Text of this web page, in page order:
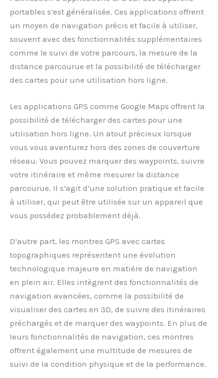
portables s’est généralisée. Ces applications offrent
un moyen de navigation précis et facile à utiliser,
souvent avec des fonctionnalités supplémentaires
comme le suivi de votre parcours, la mesure de la
distance parcourue et la possibilité de télécharger
des cartes pour une utilisation hors ligne.
Les applications GPS comme Google Maps offrent la
possibilité de télécharger des cartes pour une
utilisation hors ligne. Un atout précieux lorsque
vous vous aventurez hors des zones de couverture
réseau. Vous pouvez marquer des waypoints, suivre
votre itinéraire et même mesurer la distance
parcourue. Il s’agit d’une solution pratique et facile
à utiliser, qui peut être utilisée sur un appareil que
vous possédez probablement déjà.
D’autre part, les montres GPS avec cartes
topographiques représentent une évolution
technologique majeure en matière de navigation
en plein air. Elles intègrent des fonctionnalités de
navigation avancées, comme la possibilité de
visualiser des cartes en 3D, de suivre des itinéraires
préchargés et de marquer des waypoints. En plus de
leurs fonctionnalités de navigation, ces montres
offrent également une multitude de mesures de
suivi de la condition physique et de la performance.